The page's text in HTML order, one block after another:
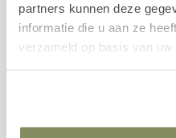
partners kunnen deze
informatie die u aan ze
verzameld op basis van uw